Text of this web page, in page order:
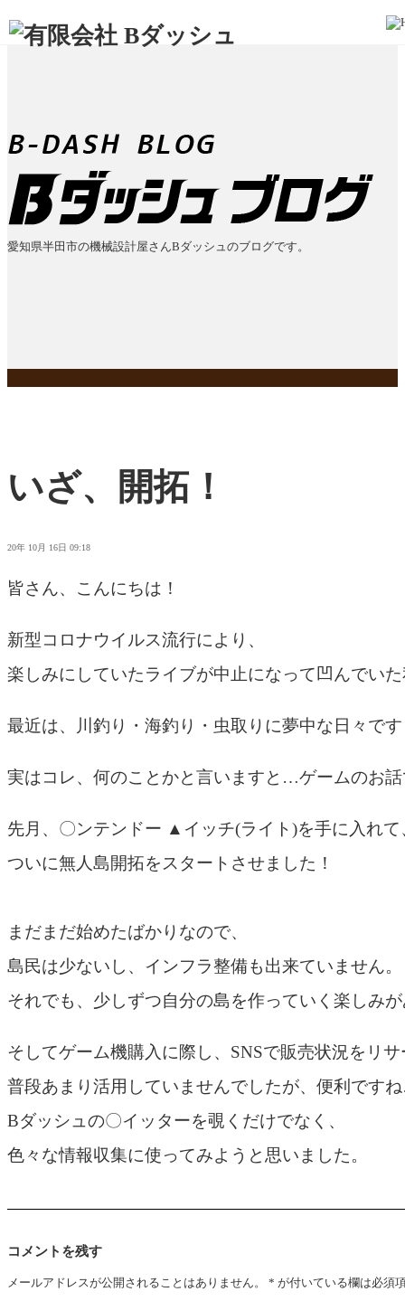
愛知県半田市の機械設計屋さんBダッシュのブログです。
いざ、開拓！
20年 10月 16日 09:18
皆さん、こんにちは！
新型コロナウイルス流行により、
楽しみにしていたライブが中止になって凹んでい
最近は、川釣り・海釣り・虫取りに夢中な日々で
実はコレ、何のことかと言いますと…ゲームのお
先月、〇ンテンドー ▲イッチ(ライト)を手に入れて
ついに無人島開拓をスタートさせました！
まだまだ始めたばかりなので、
島民は少ないし、インフラ整備も出来ていません。
それでも、少しずつ自分の島を作っていく楽しみ
そしてゲーム機購入に際し、SNSで販売状況をリ
普段あまり活用していませんでしたが、便利です
Bダッシュの〇イッターを覗くだけでなく、
色々な情報収集に使ってみようと思いました。
コメントを残す
メールアドレスが公開されることはありません。 * が付いている欄は必須